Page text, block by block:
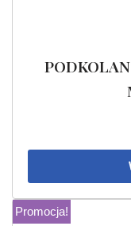
Promocja!